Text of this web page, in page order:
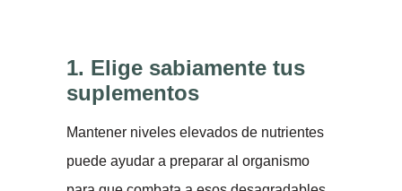
1. Elige sabiamente tus
suplementos
Mantener niveles elevados de nutrientes
puede ayudar a preparar al organismo